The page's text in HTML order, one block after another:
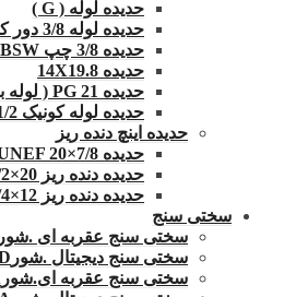
حدیده لوله ( G )
حدیده لوله 3/8 دور کوچک
حدیده 3/8 چپ BSW
حدیده 14X19.8
حدیده 21 PG ( لوله برق )
حدیده لوله کونیک 1/2-1 BSPT
حدیده اینچ دنده ریز
حدیده UNEF 20×7/8
حدیده دنده ریز 20×1/2
حدیده دنده ریز 12×1/4-1 UNF
سختی سنج
سختی سنج عقربه ای .شور D
سختی سنج دیجیتال .شورD
سختی سنج عقربه ای.شورA